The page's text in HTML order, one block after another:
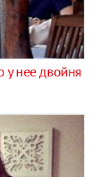
у нее двойня